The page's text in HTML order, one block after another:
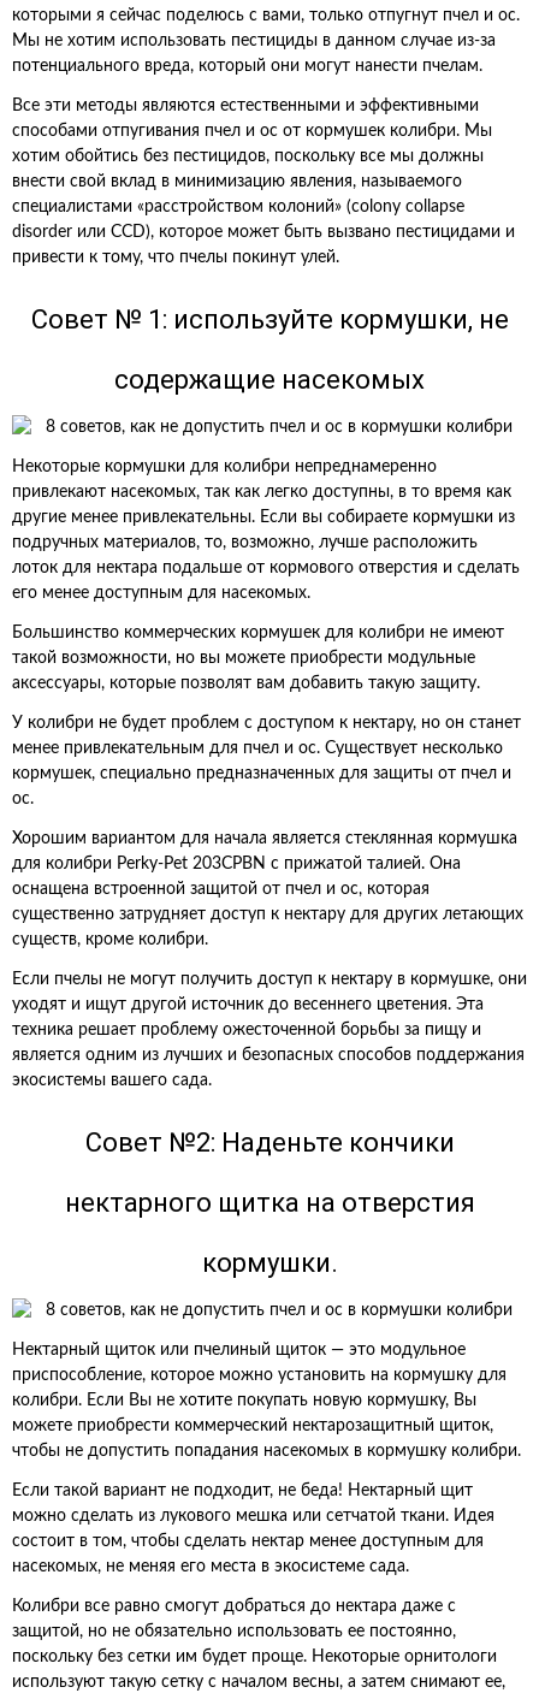
которыми я сейчас поделюсь с вами, только отпугнут пчел и ос.
Мы не хотим использовать пестициды в данном случае из-за
потенциального вреда, который они могут нанести пчелам.
Все эти методы являются естественными и эффективными
способами отпугивания пчел и ос от кормушек колибри. Мы
хотим обойтись без пестицидов, поскольку все мы должны
внести свой вклад в минимизацию явления, называемого
специалистами «расстройством колоний» (colony collapse
disorder или CCD), которое может быть вызвано пестицидами и
привести к тому, что пчелы покинут улей.
Совет № 1: используйте кормушки, не
содержащие насекомых
Некоторые кормушки для колибри непреднамеренно
привлекают насекомых, так как легко доступны, в то время как
другие менее привлекательны. Если вы собираете кормушки из
подручных материалов, то, возможно, лучше расположить
лоток для нектара подальше от кормового отверстия и сделать
его менее доступным для насекомых.
Большинство коммерческих кормушек для колибри не имеют
такой возможности, но вы можете приобрести модульные
аксессуары, которые позволят вам добавить такую защиту.
У колибри не будет проблем с доступом к нектару, но он станет
менее привлекательным для пчел и ос. Существует несколько
кормушек, специально предназначенных для защиты от пчел и
ос.
Хорошим вариантом для начала является стеклянная кормушка
для колибри Perky-Pet 203CPBN с прижатой талией. Она
оснащена встроенной защитой от пчел и ос, которая
существенно затрудняет доступ к нектару для других летающих
существ, кроме колибри.
Если пчелы не могут получить доступ к нектару в кормушке, они
уходят и ищут другой источник до весеннего цветения. Эта
техника решает проблему ожесточенной борьбы за пищу и
является одним из лучших и безопасных способов поддержания
экосистемы вашего сада.
Совет №2: Наденьте кончики
нектарного щитка на отверстия
кормушки.
Нектарный щиток или пчелиный щиток — это модульное
приспособление, которое можно установить на кормушку для
колибри. Если Вы не хотите покупать новую кормушку, Вы
можете приобрести коммерческий нектарозащитный щиток,
чтобы не допустить попадания насекомых в кормушку колибри.
Если такой вариант не подходит, не беда! Нектарный щит
можно сделать из лукового мешка или сетчатой ткани. Идея
состоит в том, чтобы сделать нектар менее доступным для
насекомых, не меняя его места в экосистеме сада.
Колибри все равно смогут добраться до нектара даже с
защитой, но не обязательно использовать ее постоянно,
поскольку без сетки им будет проще. Некоторые орнитологи
используют такую сетку с началом весны, а затем снимают ее,